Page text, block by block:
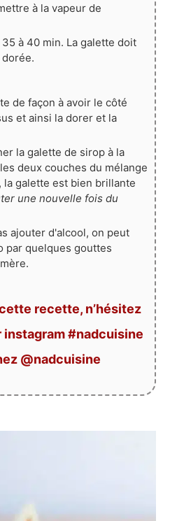
à la vapeur de
à 40 min. La galette doit
de façon à avoir le côté
et ainsi la dorer et la
la galette de sirop à la
deux couches du mélange
galette est bien brillante
une nouvelle fois du
ajouter d'alcool, on peut
par quelques gouttes
recette, n’hésitez
instagram #nadcuisine
@nadcuisine